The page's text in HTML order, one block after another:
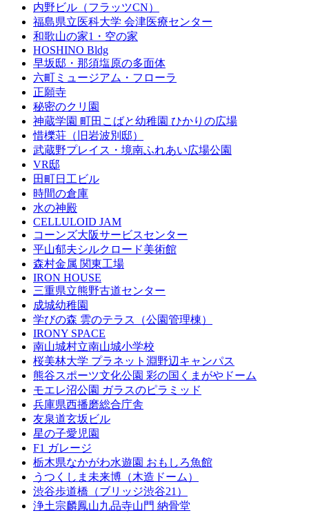
内野ビル（フラッツCN）
福島県立医科大学 会津医療センター
和歌山の家1・空の家
HOSHINO Bldg
早坂邸・那須塩原の多面体
六町ミュージアム・フローラ
正願寺
秘密のクリ園
神蔵学園 町田こばと幼稚園 ひかりの広場
惜櫟荘（旧岩波別邸）
武蔵野プレイス・境南ふれあい広場公園
VR邸
田町日工ビル
時間の倉庫
水の神殿
CELLULOID JAM
コーンズ大阪サービスセンター
平山郁夫シルクロード美術館
森村金属 関東工場
IRON HOUSE
三重県立熊野古道センター
成城幼稚園
学びの森 雲のテラス（公園管理棟）
IRONY SPACE
南山城村立南山城小学校
桜美林大学 プラネット淵野辺キャンパス
熊谷スポーツ文化公園 彩の国くまがやドーム
モエレ沼公園 ガラスのピラミッド
兵庫県西播磨総合庁舎
友泉道玄坂ビル
星の子愛児園
F1 ガレージ
栃木県なかがわ水遊園 おもしろ魚館
うつくしま未来博（木造ドーム）
渋谷歩道橋（ブリッジ渋谷21）
浄土宗麟鳳山九品寺山門 納骨堂